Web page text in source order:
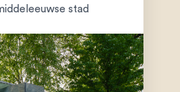
stad